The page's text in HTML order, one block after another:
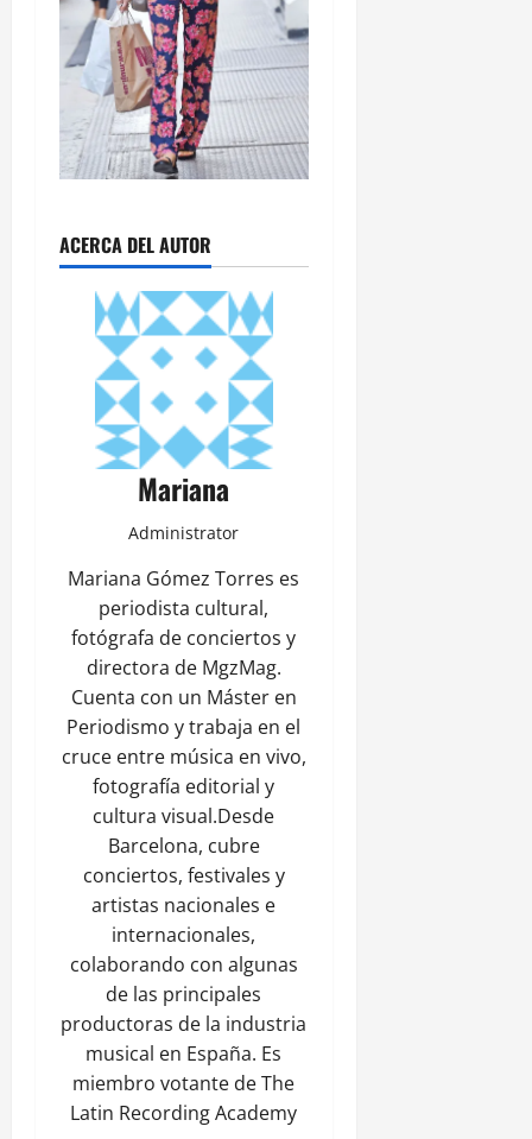
ACERCA DEL AUTOR
Mariana
Administrator
Mariana Gómez Torres es
periodista cultural,
fotógrafa de conciertos y
directora de MgzMag.
Cuenta con un Máster en
Periodismo y trabaja en el
cruce entre música en vivo,
fotografía editorial y
cultura visual.Desde
Barcelona, cubre
conciertos, festivales y
artistas nacionales e
internacionales,
colaborando con algunas
de las principales
productoras de la industria
musical en España. Es
miembro votante de The
Latin Recording Academy